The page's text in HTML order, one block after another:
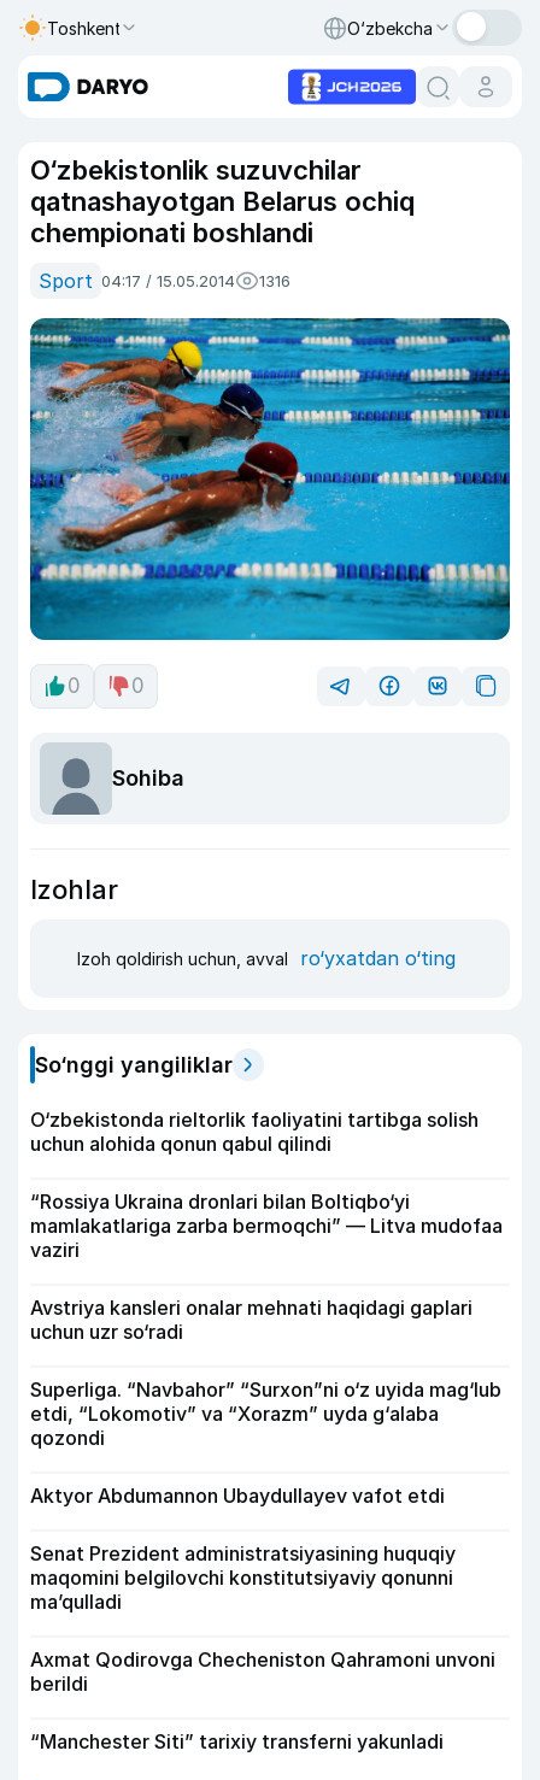
Toshkent O‘zbekcha
O‘zbekistonlik suzuvchilar
qatnashayotgan Belarus ochiq
chempionati boshlandi
Sport 04:17 / 15.05.2014 1316
0 0
Sohiba
Izohlar
Izoh qoldirish uchun, avval ro‘yxatdan o‘ting
So‘nggi yangiliklar
O‘zbekistonda rieltorlik faoliyatini tartibga solish
uchun alohida qonun qabul qilindi
“Rossiya Ukraina dronlari bilan Boltiqbo‘yi
mamlakatlariga zarba bermoqchi” — Litva mudofaa
vaziri
Avstriya kansleri onalar mehnati haqidagi gaplari
uchun uzr so‘radi
Superliga. “Navbahor” “Surxon”ni o‘z uyida mag‘lub
etdi, “Lokomotiv” va “Xorazm” uyda g‘alaba
qozondi
Aktyor Abdu­mannon Ubaydullayev vafot etdi
Senat Prezident administratsiyasining huquqiy
maqomini belgilovchi konstitutsiyaviy qonunni
ma’qulladi
Axmat Qodirovga Checheniston Qahramoni unvoni
berildi
“Manchester Siti” tarixiy transferni yakunladi